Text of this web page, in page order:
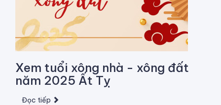
Xem tuổi xông nhà - xông đất
năm 2025 Ất Tỵ
Đọc tiếp